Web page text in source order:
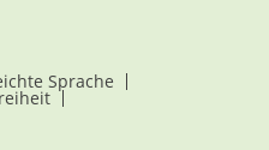
Sprache